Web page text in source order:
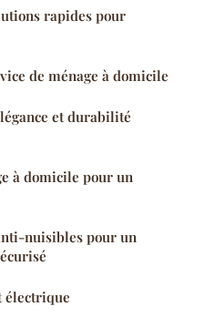
rapides pour
de ménage à domicile
et durabilité
à domicile pour un
nuisibles pour un
électrique